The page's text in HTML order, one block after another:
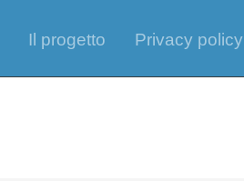
Il progetto Privacy policy